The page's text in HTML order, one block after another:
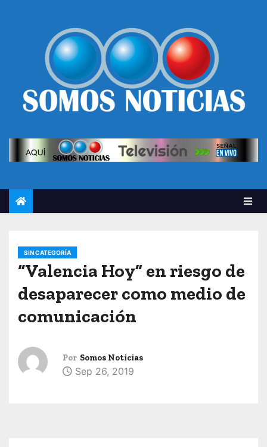
SIN CATEGORÍA
“Valencia Hoy” en riesgo de
desaparecer como medio de
comunicación
Por Somos Noticias
Sep 26, 2019